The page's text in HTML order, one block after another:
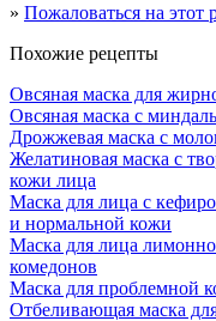
» Пожаловаться на этот
Похожие рецепты
Овсяная маска для
Овсяная маска с
Дрожжевая маска с
Желатиновая маска с
кожи лица
Маска для лица с
и нормальной кожи
Маска для лица
комедонов
Маска для проблемной
Отбеливающая маска